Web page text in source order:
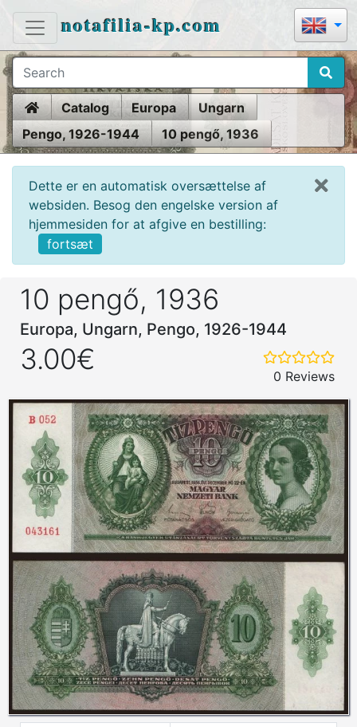
notafilia-kp.com
HomeCatalog Europa
Ungarn
Pengo, 1926-1944
10 pengő, 1936
Dette er en automatisk oversættelse af
websiden. Besog den engelske version af
hjemmesiden for at afgive en bestilling:
fortsæt
10 pengő, 1936
Europa, Ungarn, Pengo, 1926-1944
3.00€
0 Reviews